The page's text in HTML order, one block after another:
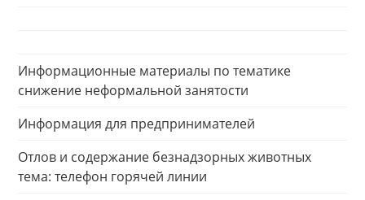
Информационные материалы по тематике
снижение неформальной занятости
Информация для предпринимателей
Отлов и содержание безнадзорных животных
тема: телефон горячей линии